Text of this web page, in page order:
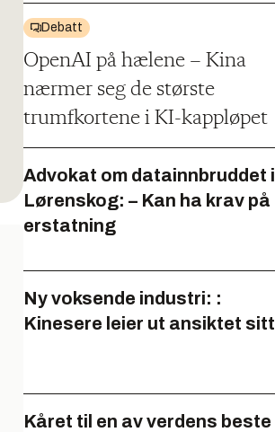
Debatt
OpenAI på hælene – Kina
nærmer seg de største
trumfkortene i KI-kappløpet
Advokat om datainnbruddet i
Lørenskog: – Kan ha krav på
erstatning
Ny voksende industri: :
Kinesere leier ut ansiktet sitt
Kåret til en av verdens beste